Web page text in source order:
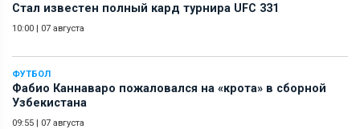
Стал известен полный кард турнира UFC 331
10:00 | 07 августа
ФУТБОЛ
Фабио Каннаваро пожаловался на «крота» в сборной
Узбекистана
09:55 | 07 августа